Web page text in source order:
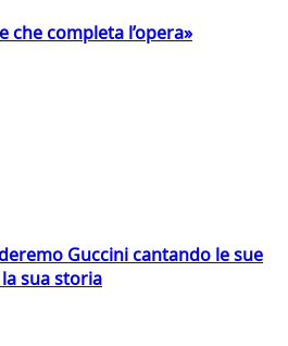
che completa l’opera»
Guccini cantando le sue
sua storia